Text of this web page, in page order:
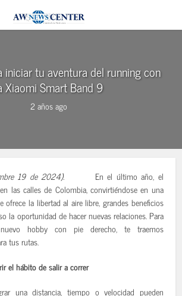
iniciar tu aventura del running con
Xiaomi Smart Band 9
2 años ago
19 de 2024). En el último año, el
las calles de Colombia, convirtiéndose en una
ofrece la libertad al aire libre, grandes beneficios
la oportunidad de hacer nuevas relaciones. Para
hobby con pie derecho, te traemos
tus rutas.
el hábito de salir a correr
una distancia, tiempo o velocidad pueden